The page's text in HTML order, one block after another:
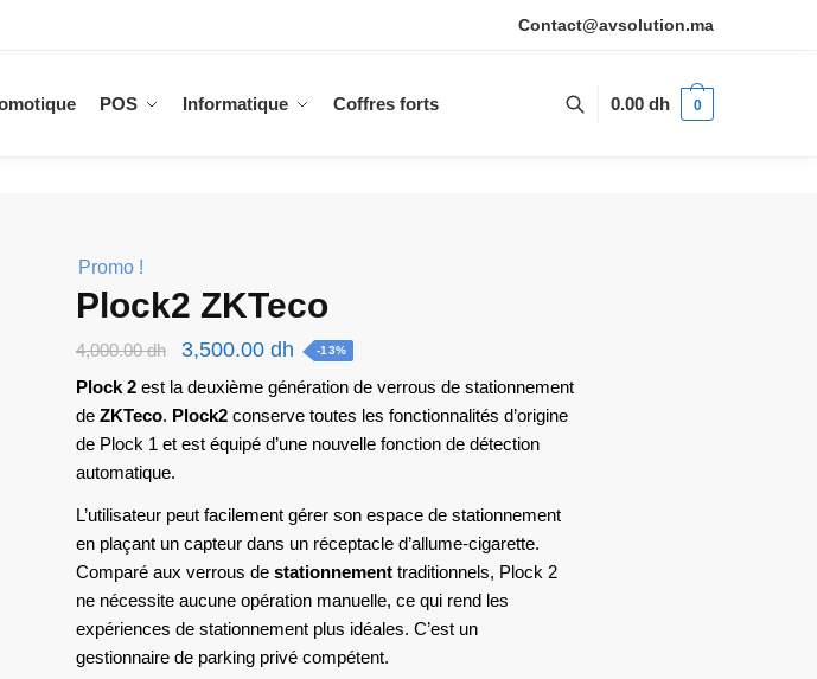
Contact@avsolution.ma
POS Informatique Coffres forts 0.00 dh 0
Promo !
Plock2 ZKTeco
4,000.00dh
Le
prix
initial
était :
3,500.00 dhLe
prix
actuel
est :
-13%
Plock 2est la deuxième génération de verrous de stationnement
de ZKTeco. Plock2conserve toutes les fonctionnalités d’origine
de Plock 1 et est équipé d’une nouvelle fonction de détection
automatique.
L’utilisateur peut facilement gérer son espace de stationnement
en plaçant un capteur dans un réceptacle d’allume-cigarette.
Comparé aux verrous de stationnementtraditionnels, Plock 2
ne nécessite aucune opération manuelle, ce qui rend les
expériences de stationnement plus idéales. C’est un
gestionnaire de parking privé compétent.